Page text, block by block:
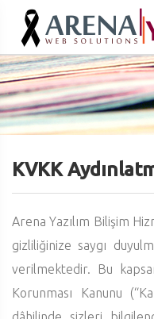
KVKK
Arena Yazılım Bilişim
gizliliğinize saygı
verilmektedir. Bu
Korunması Kanunu